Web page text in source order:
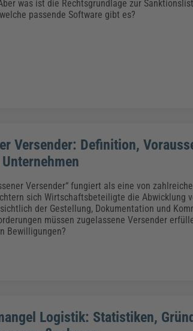
Künstliche Intelligenz
was ist die Rechtsgrundlage zur
passende Software gibt es?
Versender: Definition,
Versender“ fungiert als eine von
sich Wirtschaftsbeteiligte die Abwicklung
der Gestellung, Dokumentation und
müssen zugelassene Versender
Bewilligungen?
Logistik: Statistiken,